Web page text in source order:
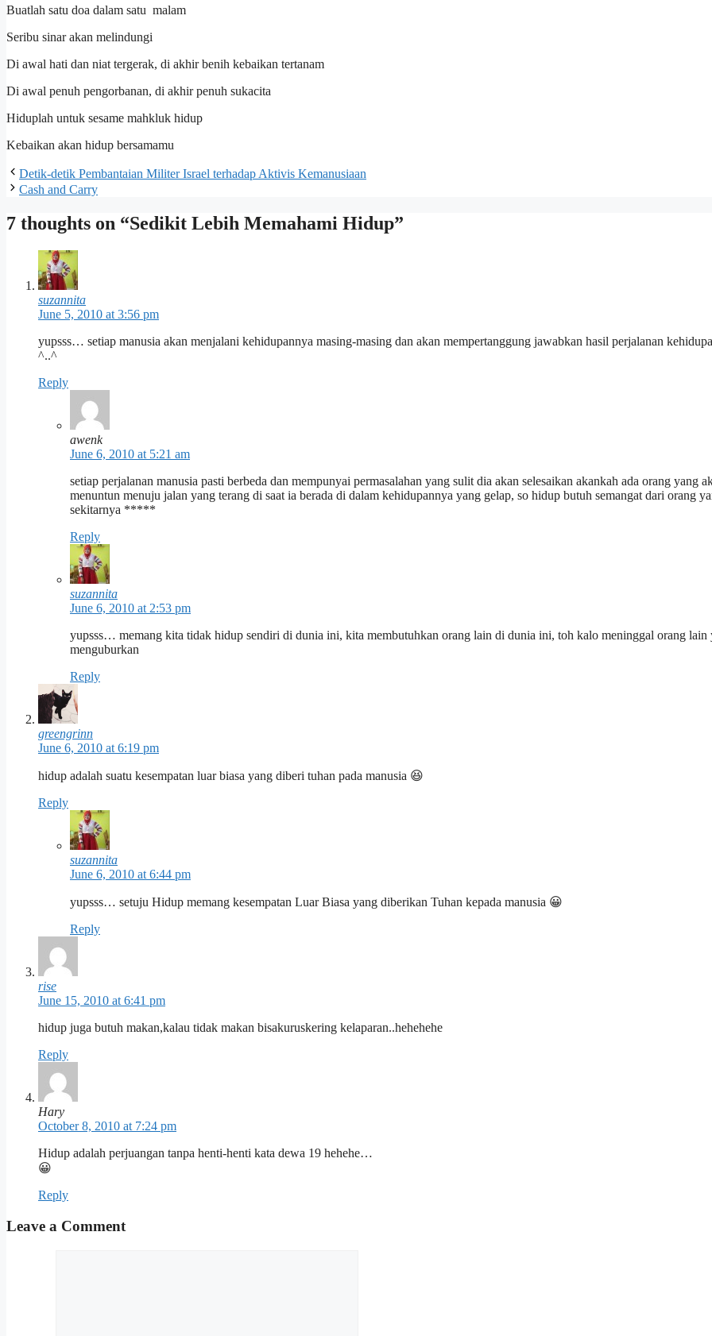
Buatlah satu doa dalam satu malam
Seribu sinar akan melindungi
Di awal hati dan niat tergerak, di akhir benih kebaikan tertanam
Di awal penuh pengorbanan, di akhir penuh sukacita
Hiduplah untuk sesame mahkluk hidup
Kebaikan akan hidup bersamamu
Detik-detik Pembantaian Militer Israel terhadap Aktivis Kemanusiaan
Cash and Carry
7 thoughts on “Sedikit Lebih Memahami Hidup”
suzannita
June 5, 2010 at 3:56 pm
yupsss… setiap manusia akan menjalani kehidupannya masing-masing dan akan mempertanggung jawabkan hasil perjalanan
^..^
Reply
awenk
June 6, 2010 at 5:21 am
setiap perjalanan manusia pasti berbeda dan mempunyai permasalahan yang sulit dia akan selesaikan akankah ada orang yang
menuntun menuju jalan yang terang di saat ia berada di dalam kehidupannya yang gelap, so hidup butuh semangat dari orang
sekitarnya *****
Reply
suzannita
June 6, 2010 at 2:53 pm
yupsss… memang kita tidak hidup sendiri di dunia ini, kita membutuhkan orang lain di dunia ini, toh kalo meninggal orang lain
menguburkan
Reply
greengrinn
June 6, 2010 at 6:19 pm
hidup adalah suatu kesempatan luar biasa yang diberi tuhan pada manusia 😆
Reply
suzannita
June 6, 2010 at 6:44 pm
yupsss… setuju Hidup memang kesempatan Luar Biasa yang diberikan Tuhan kepada manusia 😀
Reply
rise
June 15, 2010 at 6:41 pm
hidup juga butuh makan,kalau tidak makan bisakuruskering kelaparan..hehehehe
Reply
Hary
October 8, 2010 at 7:24 pm
Hidup adalah perjuangan tanpa henti-henti kata dewa 19 hehehe…
😀
Reply
Leave a Comment